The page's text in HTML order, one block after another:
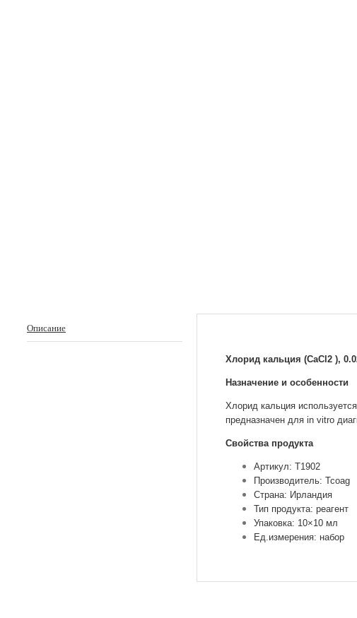
Описание
Хлорид кальция (СаСl2 ),
Назначение и особенности
Хлорид кальция
предназначен для in vitro
Свойства продукта
Артикул: T1902
Производитель: Tcoag
Страна: Ирландия
Тип продукта: реагент
Упаковка: 10×10 мл
Ед.измерения: набор